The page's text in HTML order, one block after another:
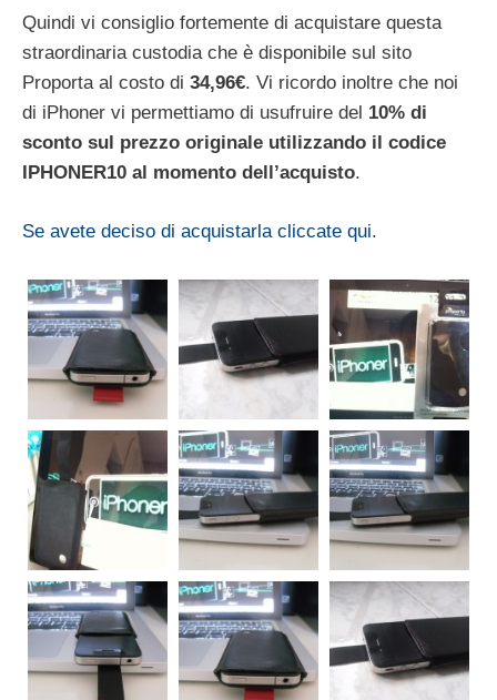
Quindi vi consiglio fortemente di acquistare questa
straordinaria custodia che è disponibile sul sito
Proporta al costo di 34,96€. Vi ricordo inoltre che noi
di iPhoner vi permettiamo di usufruire del 10% di
sconto sul prezzo originale utilizzando il codice
IPHONER10 al momento dell’acquisto.
Se avete deciso di acquistarla cliccate qui.